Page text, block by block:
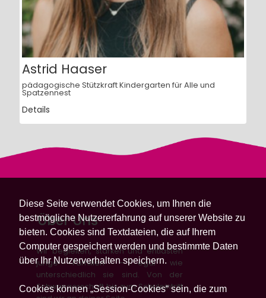
Diese Seite verwendet Cookies, um Ihnen die
bestmögliche Nutzererfahrung auf unserer Website zu
bieten. Cookies sind Textdateien, die auf Ihrem
Computer gespeichert werden und bestimmte Daten
über Ihr Nutzerverhalten speichern.
Cookies können „Session-Cookies“ sein, die zum
Astrid Haaser
pädagogische Stützkraft Kindergarten für Alle und
Spatzennest
Details
Über Uns
Wir begleiten, stärken und entlasten
junge Familien – egal wie
unterschiedlich sie sind. Von der
Schwangerschaft bis zum Schuleintritt